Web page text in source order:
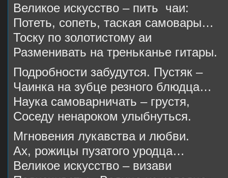
Великое искусство – пить чаи:
Потеть, сопеть, таская самовары…
Тоску по золотистому аи
Разменивать на треньканье гитары.
Подробности забудутся. Пустяк –
Чаинка на зубце резного блюдца…
Наука самоварничать – грустя,
Соседу ненароком улыбнуться.
Мгновения лукавства и любви.
Ах, рожицы пузатого уродца…
Великое искусство – визави